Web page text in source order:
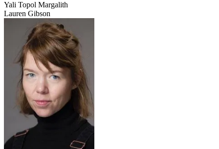
Yali Topol Margalith
Lauren Gibson